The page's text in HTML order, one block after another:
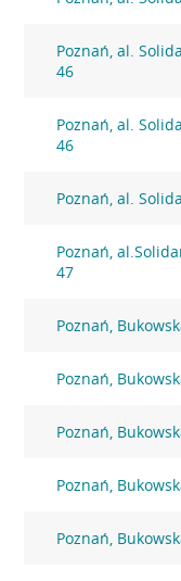
Poznań, al.
46
Poznań, al.
46
Poznań, al.
Poznań,
47
Poznań,
Poznań,
Poznań,
Poznań,
Poznań,